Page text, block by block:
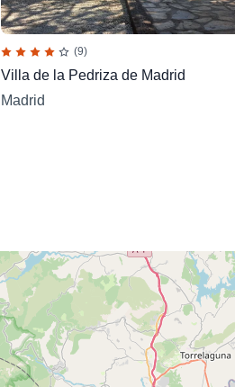
(9)
Villa de la Pedriza de Madrid
Madrid